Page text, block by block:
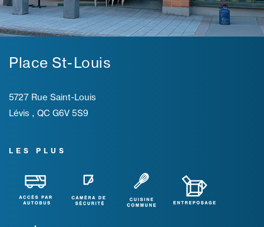
Place St-Louis
5727 Rue Saint-Louis
Lévis , QC G6V 5S9
LES PLUS